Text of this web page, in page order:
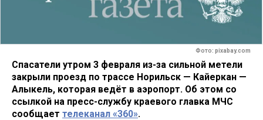
Фото: pixabay.com
Спасатели утром 3 февраля из-за сильной метели
закрыли проезд по трассе Норильск — Кайеркан —
Алыкель, которая ведёт в аэропорт. Об этом со
ссылкой на пресс-службу краевого главка МЧС
сообщает телеканал «360».